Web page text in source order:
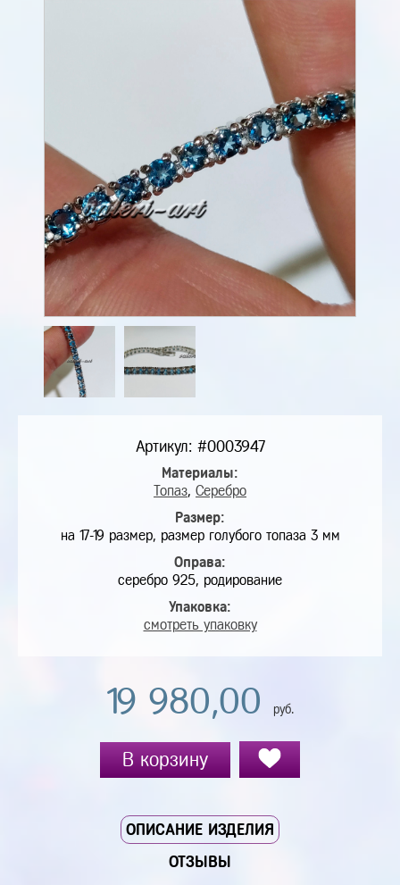
Артикул: #0003947
Материалы:
Топаз, Серебро
Размер:
на 17-19 размер, размер голубого топаза 3 мм
Оправа:
серебро 925, родирование
Упаковка:
смотреть упаковку
19 980,00 руб.
В корзину
ОПИСАНИЕ ИЗДЕЛИЯ
ОТЗЫВЫ